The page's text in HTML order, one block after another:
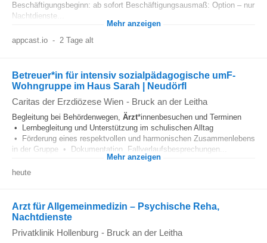
Beschäftigungsbeginn: ab sofort Beschäftigungsausmaß: Option – nur
Nachtdienste...
Mehr anzeigen
appcast.io - 2 Tage alt
Betreuer*in für intensiv sozialpädagogische umF-
Wohngruppe im Haus Sarah | Neudörfl
Caritas der Erzdiözese Wien - Bruck an der Leitha
Begleitung bei Behördenwegen, Ärzt*innenbesuchen und Terminen
• Lernbegleitung und Unterstützung im schulischen Alltag
• Förderung eines respektvollen und harmonischen Zusammenlebens
in der Gruppe • Dokumentation, Fallverlaufsbesprechungen...
Mehr anzeigen
heute
Arzt für Allgemeinmedizin – Psychische Reha,
Nachtdienste
Privatklinik Hollenburg - Bruck an der Leitha